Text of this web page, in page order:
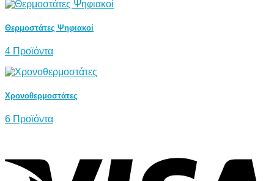
Θερμοστάτες Ψηφιακοί
4 Προϊόντα
Χρονοθερμοστάτες
6 Προϊόντα